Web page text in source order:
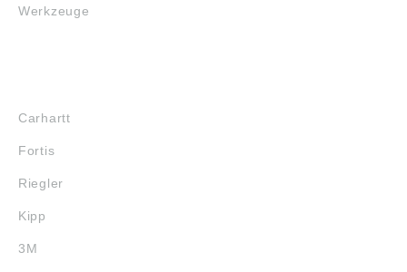
Werkzeuge
Carhartt
Fortis
Riegler
Kipp
3M